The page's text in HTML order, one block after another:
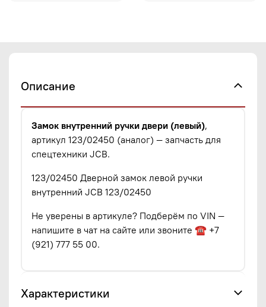
Описание
Замок внутренний ручки двери (левый),
артикул 123/02450 (аналог) — запчасть для
спецтехники JCB.
123/02450 Дверной замок левой ручки
внутренний JCB 123/02450
Не уверены в артикуле? Подберём по VIN —
напишите в чат на сайте или звоните ☎ +7
(921) 777 55 00.
Характеристики